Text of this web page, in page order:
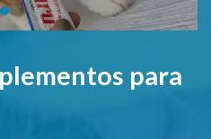
para